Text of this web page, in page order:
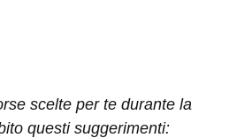
scelte per te durante la
questi suggerimenti: